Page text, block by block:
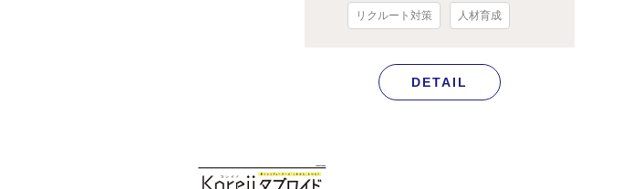
リクルート対策 人材育成
DETAIL